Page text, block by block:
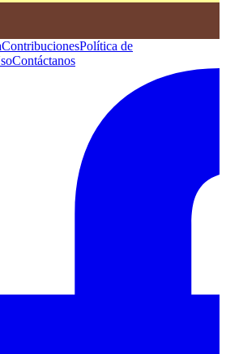
ContribucionesPolítica de
Contáctanos